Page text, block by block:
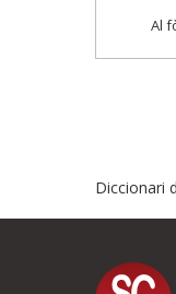
Al
Diccionari